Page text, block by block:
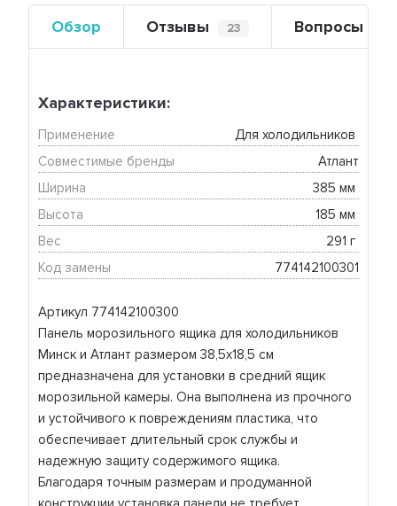
Обзор Отзывы 23 Вопросы
Артикул 774142100300
Панель морозильного ящика для холодильников
Минск и Атлант размером 38,5х18,5 см
предназначена для установки в средний ящик
морозильной камеры. Она выполнена из прочного
и устойчивого к повреждениям пластика, что
обеспечивает длительный срок службы и
надежную защиту содержимого ящика.
Благодаря точным размерам и продуманной
Характеристики:
Применение
Для холодильников
Совместимые бренды
Атлант
Ширина
385 мм
Высота
185 мм
Вес
291 г
Код замены
774142100301